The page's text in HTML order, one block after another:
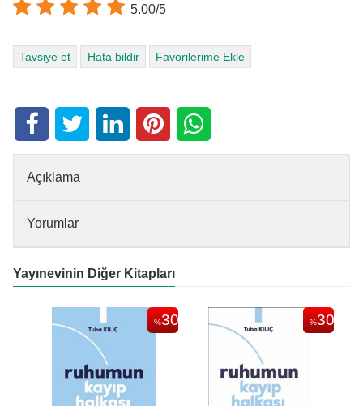
5.00/5
Tavsiye et Hata bildir Favorilerime Ekle
Açıklama
Yorumlar
Yayınevinin Diğer Kitapları
%30 %30